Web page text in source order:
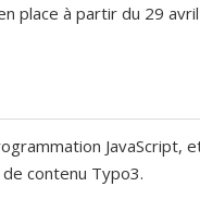
place à partir du 29
contenu Typo3.